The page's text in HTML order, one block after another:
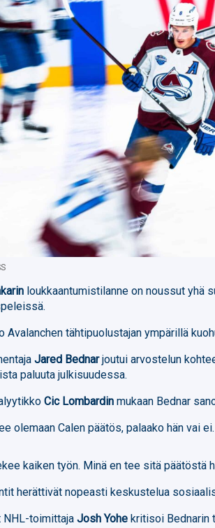
loukkaantumistilanne on noussut yhä
Avalanchen tähtipuolustajan ympärillä
Jared Bednarjoutui arvostelun
paluuta julkisuudessa.
Cic Lombardin mukaan Bednar
olemaan Calen päätös, palaako hän vai ei.
kaiken työn. Minä en tee sitä päätöstä
herättivät nopeasti keskustelua
NHL-toimittajaJosh Yohe kritisoi Bednarin